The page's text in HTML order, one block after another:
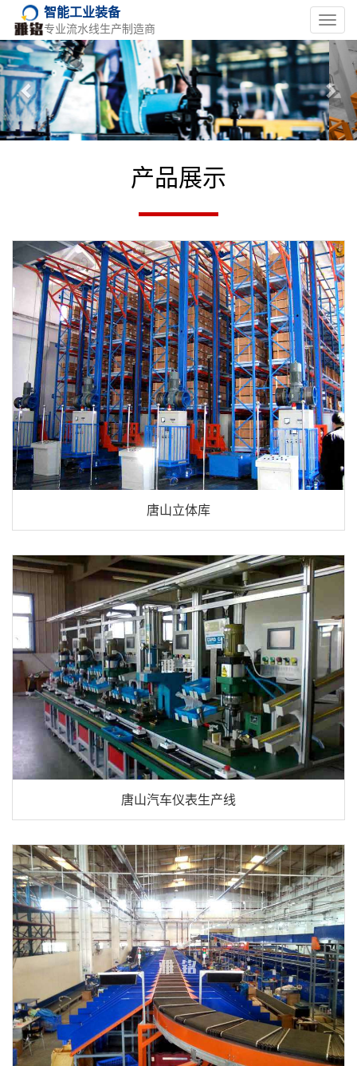
智能工业装备
专业流水线生产制造商
Previous
产品展示
唐山立体库
唐山汽车仪表生产线